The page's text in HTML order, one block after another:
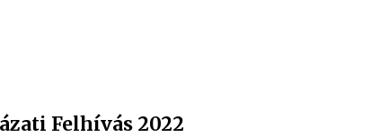
Felhívás 2022